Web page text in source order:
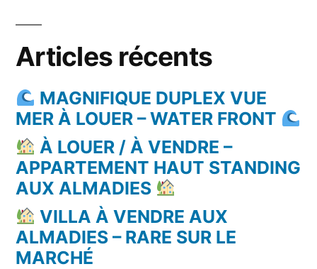
Articles récents
MAGNIFIQUE DUPLEX VUE
MER À LOUER – WATER FRONT
À LOUER / À VENDRE –
APPARTEMENT HAUT STANDING
AUX ALMADIES
VILLA À VENDRE AUX
ALMADIES – RARE SUR LE
MARCHÉ